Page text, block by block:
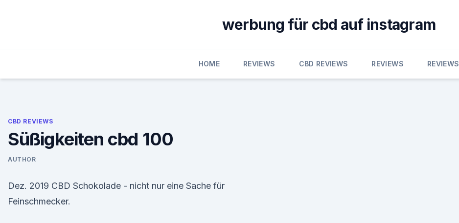
werbung für cbd auf instagram
HOME REVIEWS CBD REVIEWS REVIEWS REVIEWS
CBD REVIEWS
Süßigkeiten cbd 100
AUTHOR
Dez. 2019 CBD Schokolade - nicht nur eine Sache für
Feinschmecker.